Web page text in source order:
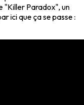
"Killer Paradox", un
ici que ça se passe :